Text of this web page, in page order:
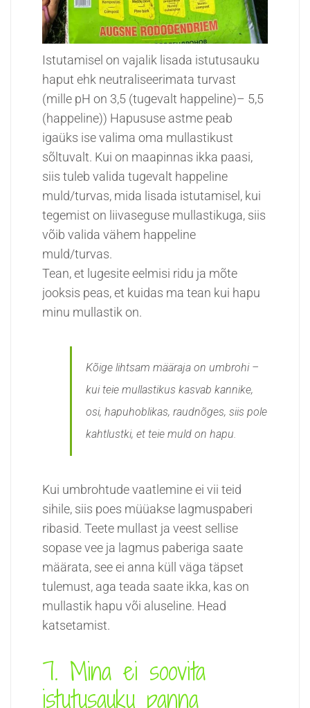
Istutamisel on vajalik lisada istutusauku
haput ehk neutraliseerimata turvast
(mille pH on 3,5 (tugevalt happeline)– 5,5
(happeline)) Hapususe astme peab
igaüks ise valima oma mullastikust
sõltuvalt. Kui on maapinnas ikka paasi,
siis tuleb valida tugevalt happeline
muld/turvas, mida lisada istutamisel, kui
tegemist on liivaseguse mullastikuga, siis
võib valida vähem happeline
muld/turvas.
Tean, et lugesite eelmisi ridu ja mõte
jooksis peas, et kuidas ma tean kui hapu
minu mullastik on.
Kõige lihtsam määraja on umbrohi –
kui teie mullastikus kasvab kannike,
osi, hapuhoblikas, raudnõges, siis pole
kahtlustki, et teie muld on hapu.
Kui umbrohtude vaatlemine ei vii teid
sihile, siis poes müüakse lagmuspaberi
ribasid. Teete mullast ja veest sellise
sopase vee ja lagmus paberiga saate
määrata, see ei anna küll väga täpset
tulemust, aga teada saate ikka, kas on
mullastik hapu või aluseline. Head
katsetamist.
7. Mina ei soovita
istutusauku panna